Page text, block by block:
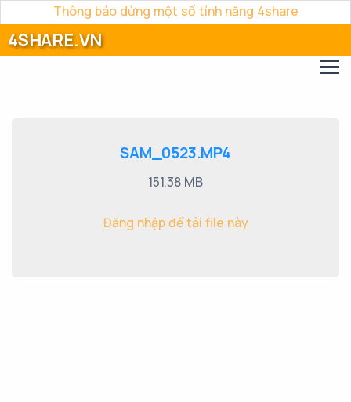
Thông báo dừng một số tính năng 4share
4SHARE.VN
SAM_0523.MP4
151.38 MB
Đăng nhập để tải file này